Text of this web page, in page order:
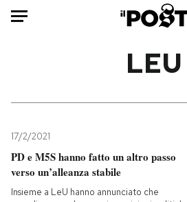
Mondo
Politica
Tecnologia
Internet
LEU
17/2/2021
PD e M5S hanno fatto un altro passo
verso un’alleanza stabile
Insieme a LeU hanno annunciato che